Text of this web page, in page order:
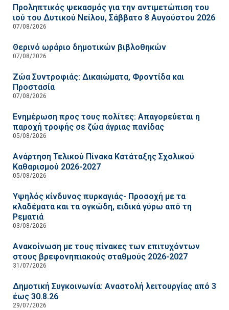
Προληπτικός ψεκασμός για την αντιμετώπιση του
ιού του Δυτικού Νείλου, Σάββατο 8 Αυγούστου 2026
07/08/2026
Θερινό ωράριο δημοτικών βιβλοθηκών
07/08/2026
Ζώα Συντροφιάς: Δικαιώματα, Φροντίδα και
Προστασία
07/08/2026
Ενημέρωση προς τους πολίτες: Απαγορεύεται η
παροχή τροφής σε ζώα άγριας πανίδας
05/08/2026
Ανάρτηση Τελικού Πίνακα Κατάταξης Σχολικού
Καθαρισμού 2026-2027
05/08/2026
Υψηλός κίνδυνος πυρκαγιάς- Προσοχή με τα
κλαδέματα και τα ογκώδη, ειδικά γύρω από τη
Ρεματιά
03/08/2026
Ανακοίνωση με τους πίνακες των επιτυχόντων
στους βρεφονηπιακούς σταθμούς 2026-2027
31/07/2026
Δημοτική Συγκοινωνία: Αναστολή λειτουργίας από 3
έως 30.8.26
29/07/2026